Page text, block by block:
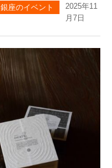
銀座のイベント
2025年11
月7日